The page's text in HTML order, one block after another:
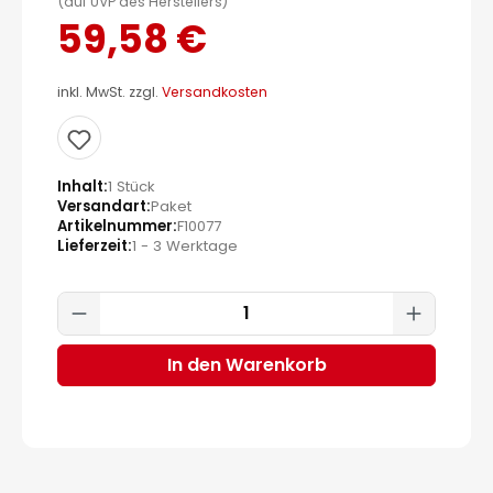
59,58 €
inkl. MwSt. zzgl. Versandkosten
Inhalt 1 Stück
Versandart Paket
Artikelnummer F10077
Lieferzeit 1 - 3 Werktage
Produkt Anzahl: Gib den
In den Warenkorb